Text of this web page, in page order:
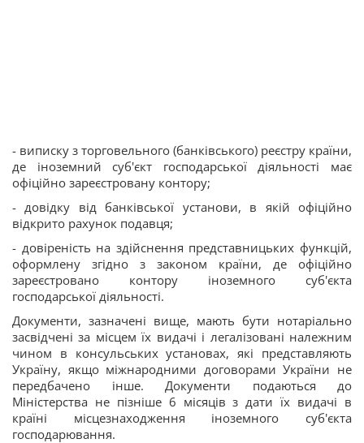
- виписку з торговельного (банківського) реєстру країни,
де іноземний суб'єкт господарської діяльності має
офіційно зареєстровану контору;
- довідку від банківської установи, в якій офіційно
відкрито рахунок подавця;
- довіреність на здійснення представницьких функцій,
оформлену згідно з законом країни, де офіційно
зареєстровано контору іноземного суб'єкта
господарської діяльності.
Документи, зазначені вище, мають бути нотаріально
засвідчені за місцем їх видачі і легалізовані належним
чином в консульських установах, які представляють
Україну, якщо міжнародними договорами України не
передбачено інше. Документи подаються до
Міністерства не пізніше 6 місяців з дати їх видачі в
країні місцезнаходження іноземного суб'єкта
господарювання.